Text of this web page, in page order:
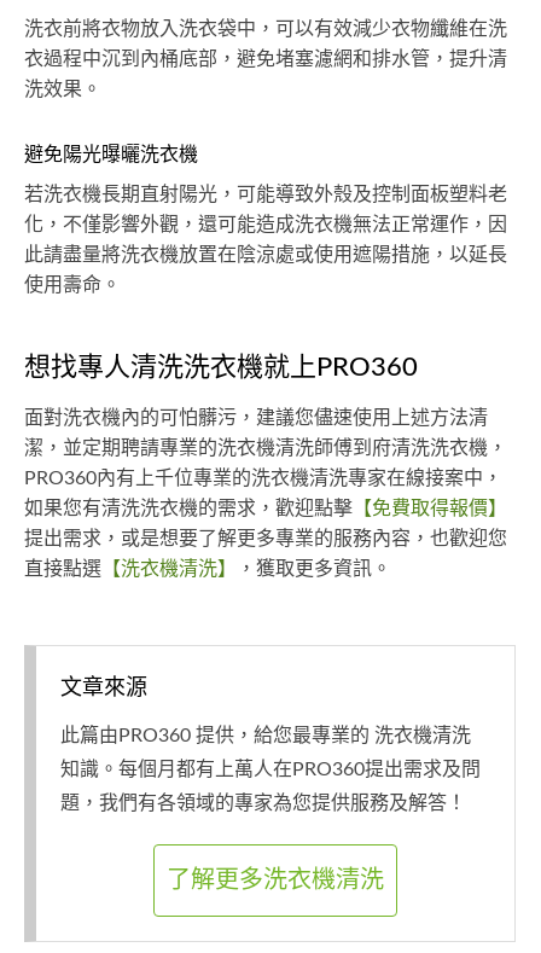
洗衣前將衣物放入洗衣袋中，可以有效減少衣物纖維在洗
衣過程中沉到內桶底部，避免堵塞濾網和排水管，提升清
洗效果。
避免陽光曝曬洗衣機
若洗衣機長期直射陽光，可能導致外殼及控制面板塑料老
化，不僅影響外觀，還可能造成洗衣機無法正常運作，因
此請盡量將洗衣機放置在陰涼處或使用遮陽措施，以延長
使用壽命。
想找專人清洗洗衣機就上PRO360
面對洗衣機內的可怕髒污，建議您儘速使用上述方法清
潔，並定期聘請專業的洗衣機清洗師傅到府清洗洗衣機，
PRO360內有上千位專業的洗衣機清洗專家在線接案中，
如果您有清洗洗衣機的需求，歡迎點擊 【免費取得報價】
提出需求，或是想要了解更多專業的服務內容，也歡迎您
直接點選 【洗衣機清洗】 ，獲取更多資訊。
文章來源
此篇由PRO360 提供，給您最專業的 洗衣機清洗
知識。每個月都有上萬人在PRO360提出需求及問
題，我們有各領域的專家為您提供服務及解答！
了解更多洗衣機清洗